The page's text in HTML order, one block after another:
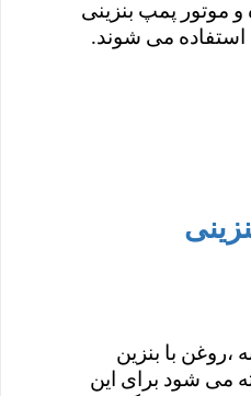
موتور پمپ بنزینی
پمپ بنزینی 2 زمانه ،روغن با بنزین
می شود برای این